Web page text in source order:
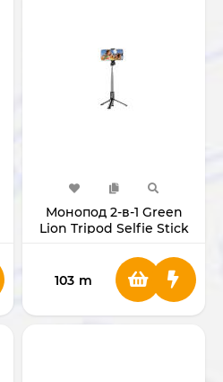
Монопод 2-в-1 Green
Lion Tripod Selfie Stick
103 m